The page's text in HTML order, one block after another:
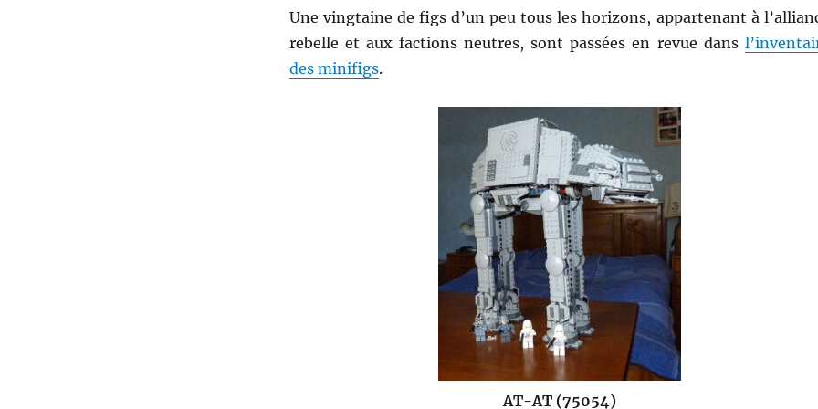
Une vingtaine de figs d’un peu tous les horizons, appartenant à
rebelle et aux factions neutres, sont passées en revue dans
des minifigs.
AT-AT (75054)